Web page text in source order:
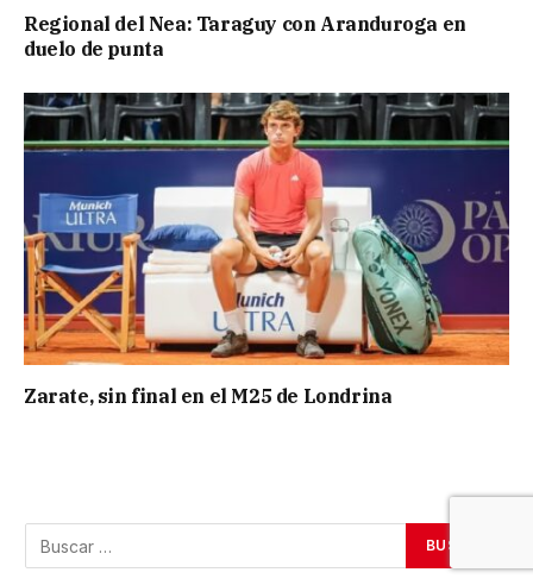
Regional del Nea: Taraguy con Aranduroga en
duelo de punta
Zarate, sin final en el M25 de Londrina